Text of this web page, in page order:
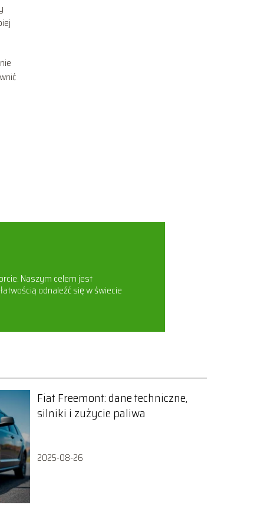
Naszym celem jest
odnaleźć się w świecie
Fiat Freemont: dane techniczne,
silniki i zużycie paliwa
2025-08-26